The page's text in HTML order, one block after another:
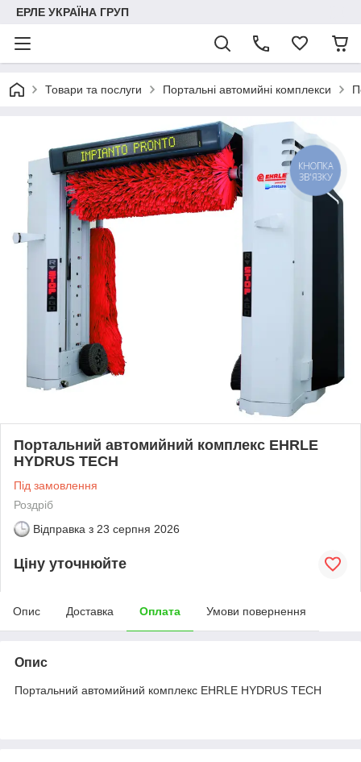
ЕРЛЕ УКРАЇНА ГРУП
Товари та послуги Портальні автомийні комплекси
Портальний автомийний комплекс EHRLE
HYDRUS TECH
Під замовлення
Роздріб
Відправка з 23 серпня 2026
Ціну уточнюйте
Опис Доставка Оплата Умови повернення
Опис
Портальний автомийний комплекс EHRLE HYDRUS TECH
КНОПКА
ЗВ'ЯЗКУ